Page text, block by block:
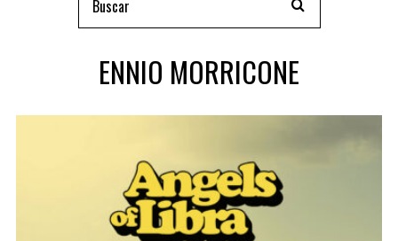
ENNIO MORRICONE